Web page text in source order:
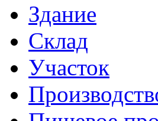
Здание
Склад
Участок